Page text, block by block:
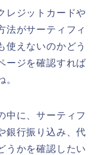
レジットカードや
法がサーティフィ
使えないのかどう
ージを確認すれば
。
中に、サーティフ
銀行振り込み、代
うかを確認したい